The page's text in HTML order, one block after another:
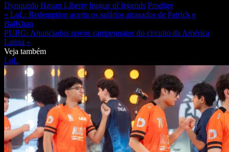
Dynquedo Havan Liberty league of legends Prodigy
« LoL: Redemption acerta os salários atrasados de Patrick e
BalKhan
PUBG: Anunciados novos campeonatos do circuito da América
Latina »
Veja também
LoL